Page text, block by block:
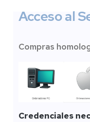
Acceso al
Compras
Credenciales